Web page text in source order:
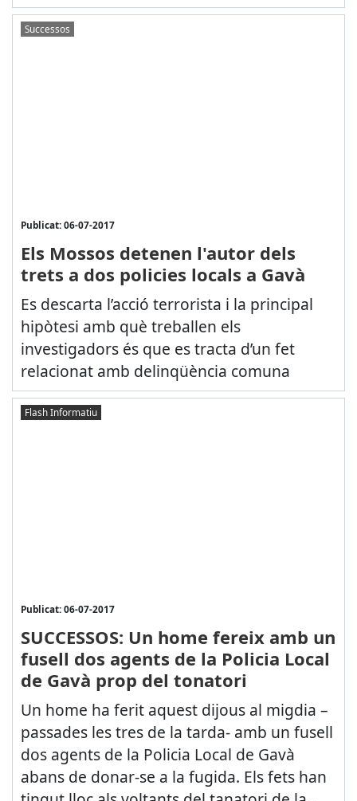
Successos
Publicat: 06-07-2017
Els Mossos detenen l'autor dels
trets a dos policies locals a Gavà
Es descarta l’acció terrorista i la principal
hipòtesi amb què treballen els
investigadors és que es tracta d’un fet
relacionat amb delinqüència comuna
Flash Informatiu
Publicat: 06-07-2017
SUCCESSOS: Un home fereix amb un
fusell dos agents de la Policia Local
de Gavà prop del tonatori
Un home ha ferit aquest dijous al migdia –
passades les tres de la tarda- amb un fusell
dos agents de la Policia Local de Gavà
abans de donar-se a la fugida. Els fets han